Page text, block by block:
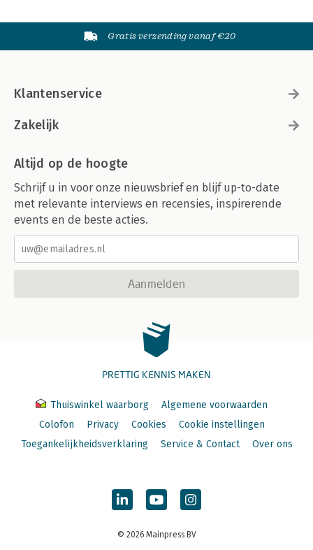
Gratis verzending vanaf €20
Klantenservice
Zakelijk
Altijd op de hoogte
Schrijf u in voor onze nieuwsbrief en blijf up-to-date
met relevante interviews en recensies, inspirerende
events en de beste acties.
Aanmelden
PRETTIG KENNIS MAKEN
Thuiswinkel waarborg
Algemene voorwaarden
Colofon
Privacy Cookies
Cookie instellingen
Toegankelijkheidsverklaring
Service & Contact Over ons
© 2026 Mainpress BV